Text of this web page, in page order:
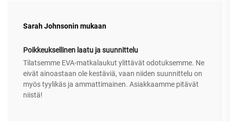
Sarah Johnsonin mukaan
Poikkeuksellinen laatu ja suunnittelu
Tilatsemme EVA-matkalaukut ylittävät odotuksemme. Ne
eivät ainoastaan ole kestäviä, vaan niiden suunnittelu on
myös tyylikäs ja ammattimainen. Asiakkaamme pitävät
niistä!